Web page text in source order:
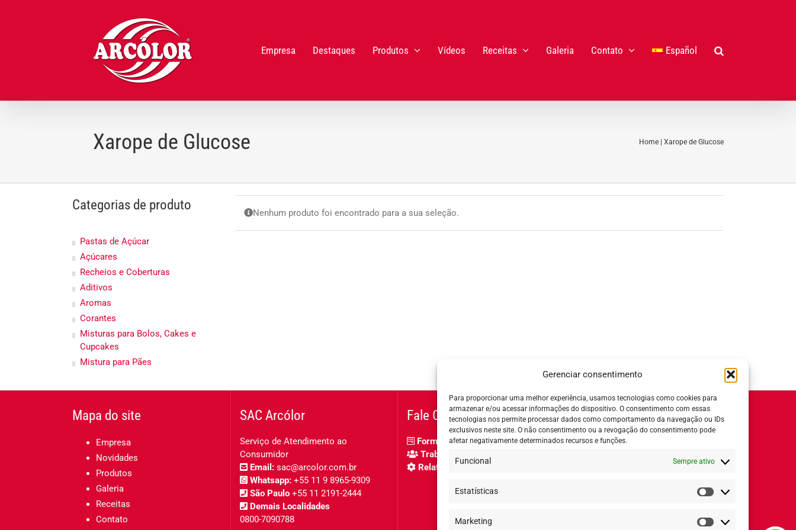
Gerenciar consentimento
Para proporcionar uma melhor experiência, usamos tecnologias como cookies para
armazenar e/ou acessar informações do dispositivo. O consentimento com essas
tecnologias nos permite processar dados como comportamento da navegação ou IDs
exclusivos neste site. O não consentimento ou a revogação do consentimento pode
afetar negativamente determinados recursos e funções.
Funcional Sempre ativo
Estatísticas
Estatísticas
Marketing
Marketing
Empresa Destaques Produtos Vídeos Receitas Galeria Contato Español
Xarope de Glucose Home Xarope de Glucose
Nenhum produto foi encontrado para a sua seleção.
Categorias de produto
Pastas de Açúcar
Açúcares
Recheios e Coberturas
Aditivos
Aromas
Corantes
Misturas para Bolos, Cakes e
Cupcakes
Mistura para Pães
Mapa do site
Empresa
Novidades
Produtos
Galeria
Receitas
Contato
SAC Arcólor
Serviço de Atendimento ao
Consumidor
Email: sac@arcolor.com.br
Whatsapp: +55 11 9 8965-9309
São Paulo +55 11 2191-2444
Demais Localidades
0800-7090788
Fale Conosco
Formulário de contato
Trabalhe Conosco
Relatório de igualdade salarial
Horário de Atendimento:
Segunda a quinta-feira: